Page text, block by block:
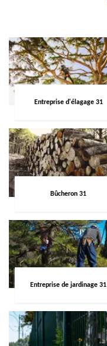
Entreprise d'élagage 31
Bûcheron 31
Entreprise de jardinage 31